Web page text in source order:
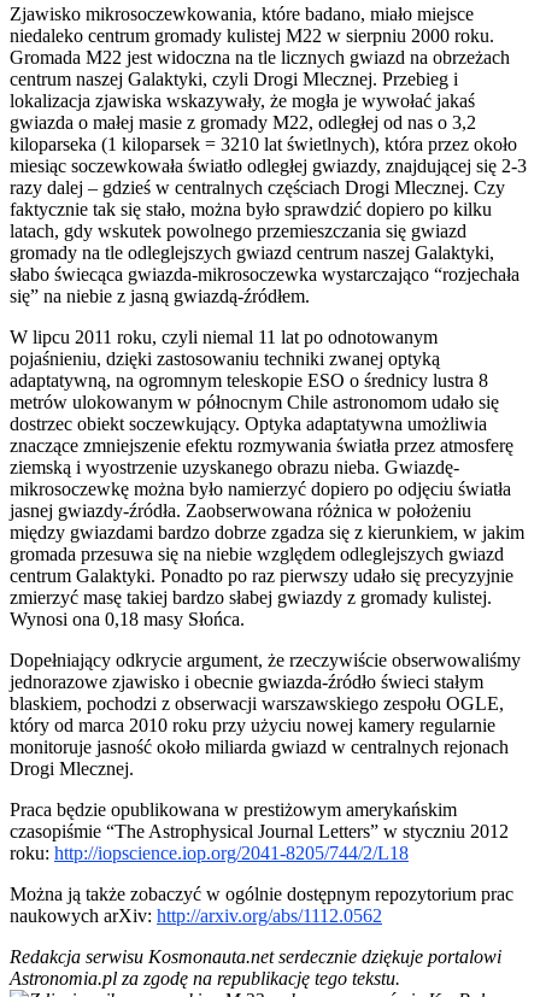
Zjawisko mikrosoczewkowania, które badano, miało miejsce
niedaleko centrum gromady kulistej M22 w sierpniu 2000 roku.
Gromada M22 jest widoczna na tle licznych gwiazd na obrzeżach
centrum naszej Galaktyki, czyli Drogi Mlecznej. Przebieg i
lokalizacja zjawiska wskazywały, że mogła je wywołać jakaś
gwiazda o małej masie z gromady M22, odległej od nas o 3,2
kiloparseka (1 kiloparsek = 3210 lat świetlnych), która przez około
miesiąc soczewkowała światło odległej gwiazdy, znajdującej się 2-3
razy dalej – gdzieś w centralnych częściach Drogi Mlecznej. Czy
faktycznie tak się stało, można było sprawdzić dopiero po kilku
latach, gdy wskutek powolnego przemieszczania się gwiazd
gromady na tle odleglejszych gwiazd centrum naszej Galaktyki,
słabo świecąca gwiazda-mikrosoczewka wystarczająco “rozjechała
się” na niebie z jasną gwiazdą-źródłem.
W lipcu 2011 roku, czyli niemal 11 lat po odnotowanym
pojaśnieniu, dzięki zastosowaniu techniki zwanej optyką
adaptatywną, na ogromnym teleskopie ESO o średnicy lustra 8
metrów ulokowanym w północnym Chile astronomom udało się
dostrzec obiekt soczewkujący. Optyka adaptatywna umożliwia
znaczące zmniejszenie efektu rozmywania światła przez atmosferę
ziemską i wyostrzenie uzyskanego obrazu nieba. Gwiazdę-
mikrosoczewkę można było namierzyć dopiero po odjęciu światła
jasnej gwiazdy-źródła. Zaobserwowana różnica w położeniu
między gwiazdami bardzo dobrze zgadza się z kierunkiem, w jakim
gromada przesuwa się na niebie względem odleglejszych gwiazd
centrum Galaktyki. Ponadto po raz pierwszy udało się precyzyjnie
zmierzyć masę takiej bardzo słabej gwiazdy z gromady kulistej.
Wynosi ona 0,18 masy Słońca.
Dopełniający odkrycie argument, że rzeczywiście obserwowaliśmy
jednorazowe zjawisko i obecnie gwiazda-źródło świeci stałym
blaskiem, pochodzi z obserwacji warszawskiego zespołu OGLE,
który od marca 2010 roku przy użyciu nowej kamery regularnie
monitoruje jasność około miliarda gwiazd w centralnych rejonach
Drogi Mlecznej.
Praca będzie opublikowana w prestiżowym amerykańskim
czasopiśmie “The Astrophysical Journal Letters” w styczniu 2012
roku: http://iopscience.iop.org/2041-8205/744/2/L18
Można ją także zobaczyć w ogólnie dostępnym repozytorium prac
naukowych arXiv: http://arxiv.org/abs/1112.0562
Redakcja serwisu Kosmonauta.net serdecznie dziękuje portalowi
Astronomia.pl za zgodę na republikację tego tekstu.